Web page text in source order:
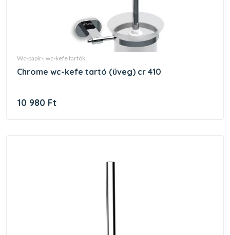
wc-papír-, wc-kefe tartók
chrome wc-kefe tartó (üveg) cr 410
10 980 Ft